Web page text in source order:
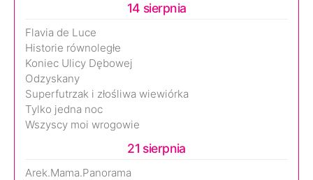
14 sierpnia
Flavia de Luce
Historie równoległe
Koniec Ulicy Dębowej
Odzyskany
Superfutrzak i złośliwa wiewiórka
Tylko jedna noc
Wszyscy moi wrogowie
21 sierpnia
Arek.Mama.Panorama